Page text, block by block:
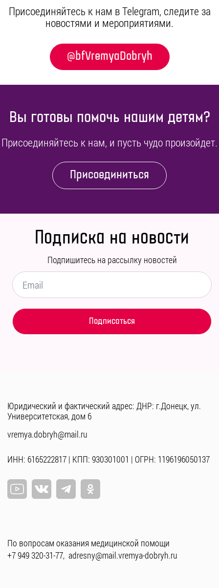
Присоединяйтесь к нам в Telegram, cледите за
новостями и мероприятиями.
@bfVremyaDobryh
Вы готовы помочь нашим детям?
Присоединяйтесь к нам, и пусть чудо произойдет.
Присоединиться
Подписка на новости
Подпишитесь на рассылку новостей
Юридический и фактический адрес: ДНР: г.Донецк, ул.
Университетская, дом 6
vremya.dobryh@mail.ru
ИНН: 6165222817 | КПП: 930301001 | ОГРН: 1196196050137
По вопросам оказания медицинской помощи
+7 949 320-31-77, adresny@mail.vremya-dobryh.ru